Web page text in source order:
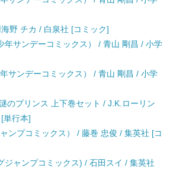
野 チカ / 白泉社 [コミック]
年サンデーコミックス） / 青山 剛昌 / 小学
サンデーコミックス） / 青山 剛昌 / 小学
のプリンス 上下巻セット / J.K.ローリン
単行本]
ンプコミックス） / 藤巻 忠俊 / 集英社 [コ
ジャンプコミックス) / 石田スイ / 集英社